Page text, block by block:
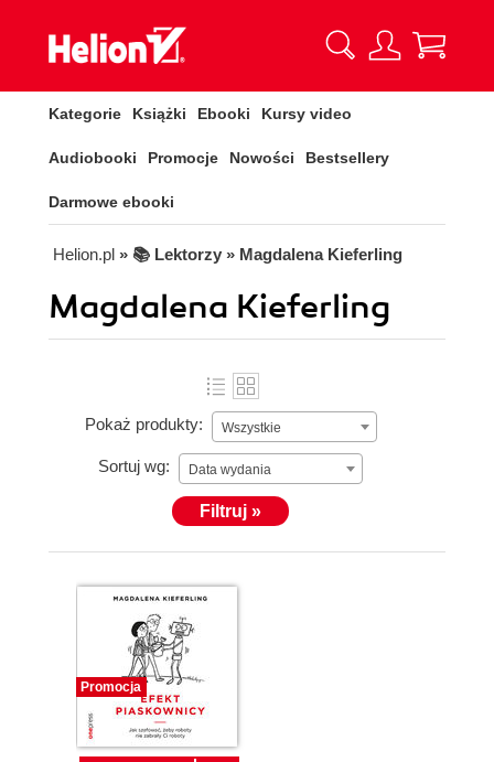
Kategorie Książki Ebooki Kursy video
Audiobooki Promocje Nowości Bestsellery
Darmowe ebooki
Helion.pl » 📚 Lektorzy » Magdalena Kieferling
Magdalena Kieferling
Pokaż produkty: Wszystkie
Sortuj wg: Data wydania
Filtruj »
Promocja